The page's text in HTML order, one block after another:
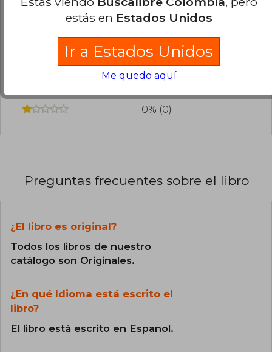
0% (0)
0% (0)
0% (0)
Preguntas frecuentes sobre el libro
¿El libro es original?
Todos los libros de nuestro
catálogo son Originales.
¿En qué Idioma está escrito el
libro?
El libro está escrito en Español.
estás en Estados Unidos
Ir a Estados Unidos
Me quedo aquí